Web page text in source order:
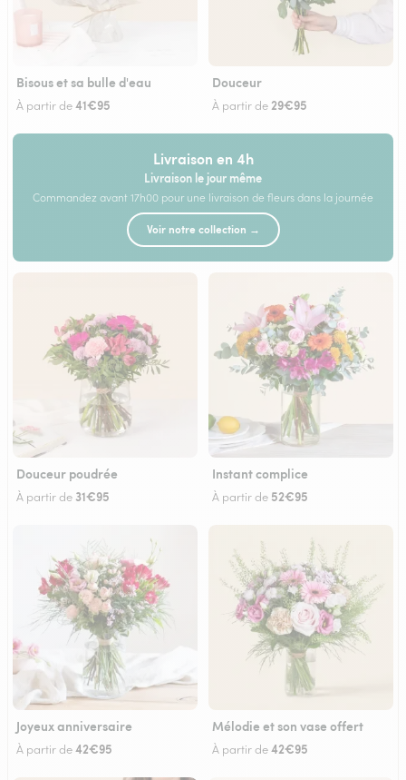
Bisous et sa bulle d'eau
À partir de41€95
Douceur
À partir de 29€95
Livraison en 4h
Livraison le jour même
Commandez avant 17h00 pour une livraison de fleurs dans la journée
Voir notre collection →
Douceur poudrée
À partir de 31€95
Instant complice
À partir de 52€95
Joyeux anniversaire
À partir de42€95
Mélodie et son vase offert
À partir de42€95